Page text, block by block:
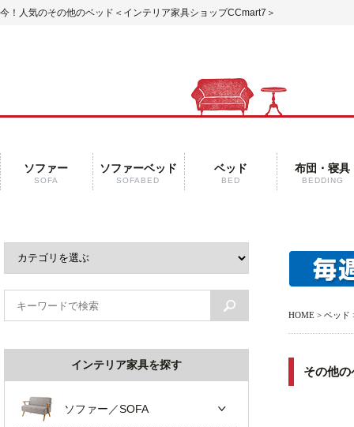
今！人気のその他のベッド＜インテリア家具ショップCCmart7＞
ソファー
SOFA
ソファーベッド
SOFABED
ベッド
BED
布団・寝具
BEDDING
HOME > ベッド
その他の
インテリア家具を探す
ソファー／SOFA